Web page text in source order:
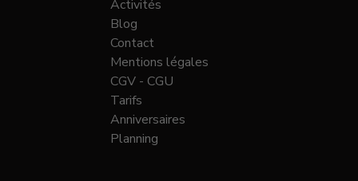
Activités
Blog
Contact
Mentions légales
CGV - CGU
Tarifs
Anniversaires
Planning